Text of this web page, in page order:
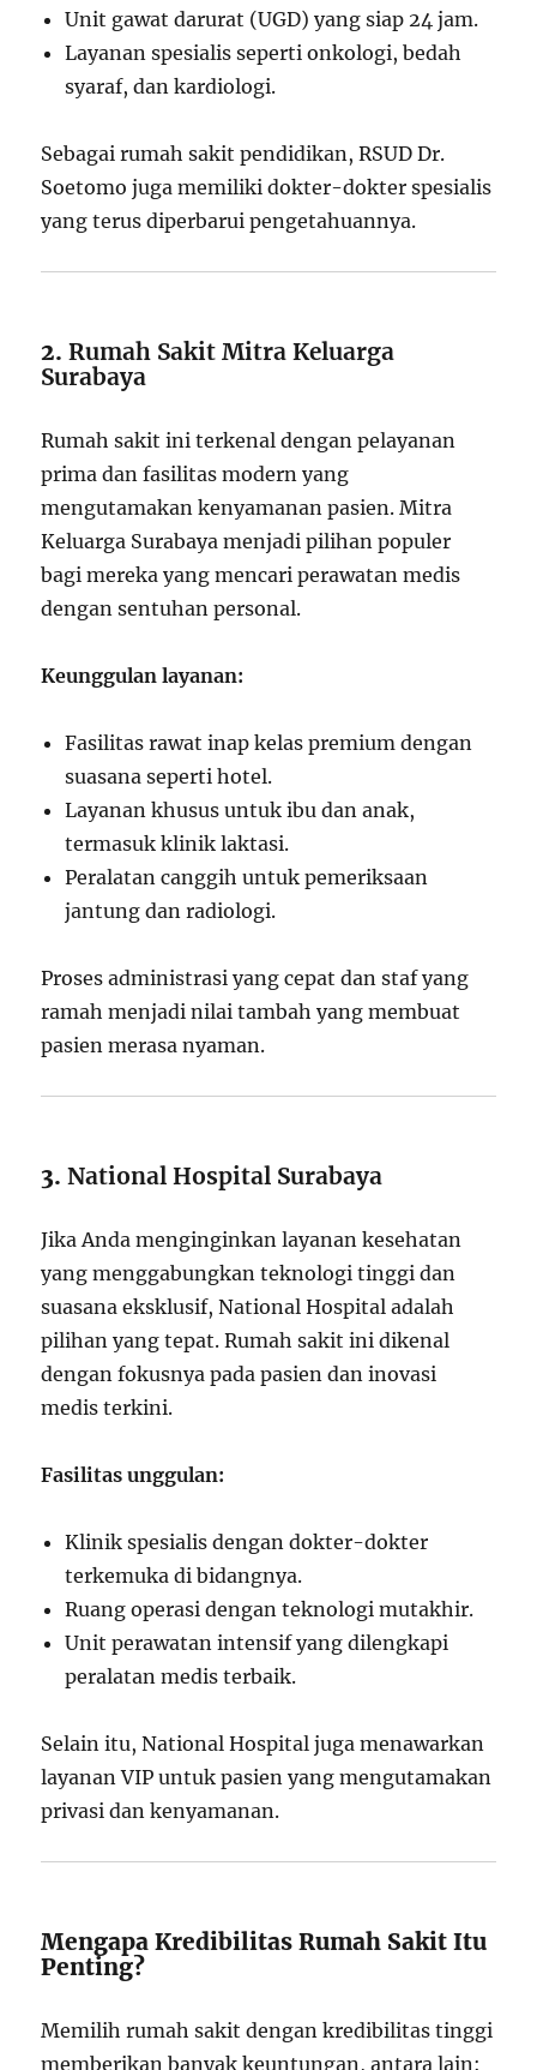
Unit gawat darurat (UGD) yang siap 24 jam.
Layanan spesialis seperti onkologi, bedah
syaraf, dan kardiologi.
Sebagai rumah sakit pendidikan, RSUD Dr.
Soetomo juga memiliki dokter-dokter spesialis
yang terus diperbarui pengetahuannya.
2.Rumah Sakit Mitra Keluarga
Surabaya
Rumah sakit ini terkenal dengan pelayanan
prima dan fasilitas modern yang
mengutamakan kenyamanan pasien. Mitra
Keluarga Surabaya menjadi pilihan populer
bagi mereka yang mencari perawatan medis
dengan sentuhan personal.
Keunggulan layanan:
Fasilitas rawat inap kelas premium dengan
suasana seperti hotel.
Layanan khusus untuk ibu dan anak,
termasuk klinik laktasi.
Peralatan canggih untuk pemeriksaan
jantung dan radiologi.
Proses administrasi yang cepat dan staf yang
ramah menjadi nilai tambah yang membuat
pasien merasa nyaman.
3.National Hospital Surabaya
Jika Anda menginginkan layanan kesehatan
yang menggabungkan teknologi tinggi dan
suasana eksklusif, National Hospital adalah
pilihan yang tepat. Rumah sakit ini dikenal
dengan fokusnya pada pasien dan inovasi
medis terkini.
Fasilitas unggulan:
Klinik spesialis dengan dokter-dokter
terkemuka di bidangnya.
Ruang operasi dengan teknologi mutakhir.
Unit perawatan intensif yang dilengkapi
peralatan medis terbaik.
Selain itu, National Hospital juga menawarkan
layanan VIP untuk pasien yang mengutamakan
privasi dan kenyamanan.
Mengapa Kredibilitas Rumah Sakit Itu
Penting?
Memilih rumah sakit dengan kredibilitas tinggi
memberikan banyak keuntungan, antara lain: